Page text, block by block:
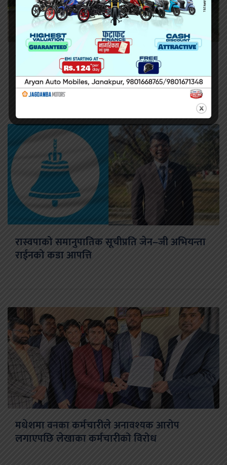
सिराहामा गोली प्रहार गरी हत्या
रास्वपाको समानुपातिक सूचीप्रति जेन–जी अभियन्ता
राईनको कडा आपत्ति
मधेशमा वनका कर्मचारीले अनावश्यक आरोप
लगाएपछि लेखाका कर्मचारीको विरोध